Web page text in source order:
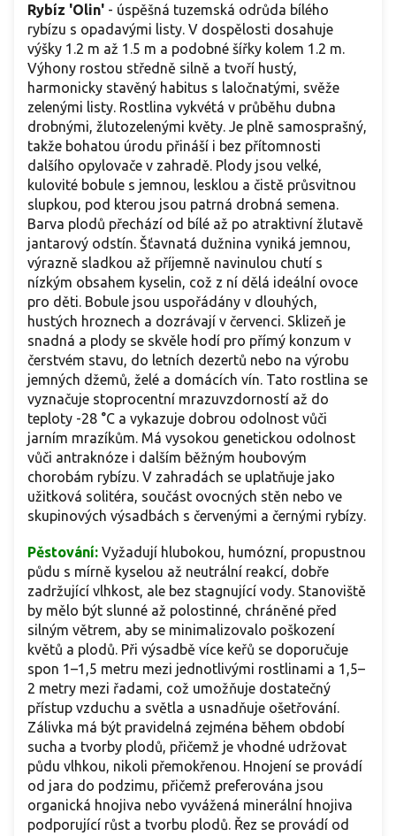
Rybíz 'Olin' - úspěšná tuzemská odrůda bílého
rybízu s opadavými listy. V dospělosti dosahuje
výšky 1.2 m až 1.5 m a podobné šířky kolem 1.2 m.
Výhony rostou středně silně a tvoří hustý,
harmonicky stavěný habitus s laločnatými, svěže
zelenými listy. Rostlina vykvétá v průběhu dubna
drobnými, žlutozelenými květy. Je plně samosprašný,
takže bohatou úrodu přináší i bez přítomnosti
dalšího opylovače v zahradě. Plody jsou velké,
kulovité bobule s jemnou, lesklou a čistě průsvitnou
slupkou, pod kterou jsou patrná drobná semena.
Barva plodů přechází od bílé až po atraktivní žlutavě
jantarový odstín. Šťavnatá dužnina vyniká jemnou,
výrazně sladkou až příjemně navinulou chutí s
nízkým obsahem kyselin, což z ní dělá ideální ovoce
pro děti. Bobule jsou uspořádány v dlouhých,
hustých hroznech a dozrávají v červenci. Sklizeň je
snadná a plody se skvěle hodí pro přímý konzum v
čerstvém stavu, do letních dezertů nebo na výrobu
jemných džemů, želé a domácích vín. Tato rostlina se
vyznačuje stoprocentní mrazuvzdorností až do
teploty -28 °C a vykazuje dobrou odolnost vůči
jarním mrazíkům. Má vysokou genetickou odolnost
vůči antraknóze i dalším běžným houbovým
chorobám rybízu. V zahradách se uplatňuje jako
užitková solitéra, součást ovocných stěn nebo ve
skupinových výsadbách s červenými a černými rybízy.
Pěstování: Vyžadují hlubokou, humózní, propustnou
půdu s mírně kyselou až neutrální reakcí, dobře
zadržující vlhkost, ale bez stagnující vody. Stanoviště
by mělo být slunné až polostinné, chráněné před
silným větrem, aby se minimalizovalo poškození
květů a plodů. Při výsadbě více keřů se doporučuje
spon 1–1,5 metru mezi jednotlivými rostlinami a 1,5–
2 metry mezi řadami, což umožňuje dostatečný
přístup vzduchu a světla a usnadňuje ošetřování.
Zálivka má být pravidelná zejména během období
sucha a tvorby plodů, přičemž je vhodné udržovat
půdu vlhkou, nikoli přemokřenou. Hnojení se provádí
od jara do podzimu, přičemž preferována jsou
organická hnojiva nebo vyvážená minerální hnojiva
podporující růst a tvorbu plodů. Řez se provádí od